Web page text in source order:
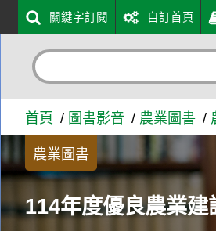
設工程獎專輯 -
關鍵字訂閱 自訂首頁
首頁 圖書影音 農業圖書
農業圖書
114年度優良農業建